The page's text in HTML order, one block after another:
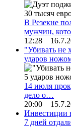
В Резекне
мужчин,
12:28
"Убивать не
ударов
14 июля
дело о…
20:00
Инвестиции
7 дней